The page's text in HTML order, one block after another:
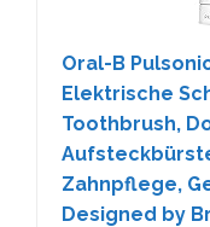
Oral-B
Elektrische
Toothbrush,
Zahnpflege,
Designed by